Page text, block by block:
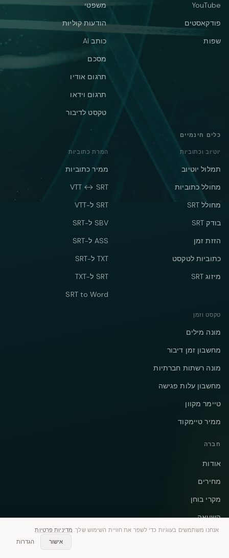
YouTube
פודקאסטים
שפות
משפטי
הודעות קוליות
כותב AI
מסכם
תרגום אודיו
תרגום וידאו
טקסט לדיבור
כלים חינמיים
יוטיוב וכתוביות
תמלול יוטיוב
מחולל כתוביות
מחולל SRT
בודק SRT
הזזת זמן
כתוביות לטקסט
מיזוג SRT
המרת כתוביות
ממיר כתוביות
VTT ↔ SRT
SRT ל-VTT
SBV ל-SRT
ASS ל-SRT
TXT ל-SRT
SRT ל-TXT
SRT to Word
טקסט וזמן
מונה מילים
מחשבון זמן דיבור
מונה רשתות חברתיות
מחשבון עלות פגישה
טיימר מקוון
ממיר טיימקוד
חברה
אודות
מחירים
מקרי בוחן
השוואה
חלופות
אנחנו משתמשים בעוגיות כדי לשפר את חוויית השימוש שלך. מדיניות פרטיות
אישור
הגדרות